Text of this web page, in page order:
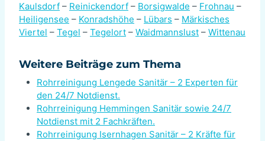
Kaulsdorf – Reinickendorf – Borsigwalde – Frohnau –
Heiligensee – Konradshöhe – Lübars – Märkisches
Viertel – Tegel – Tegelort – Waidmannslust – Wittenau
Weitere Beiträge zum Thema
Rohrreinigung Lengede Sanitär – 2 Experten für
den 24/7 Notdienst.
Rohrreinigung Hemmingen Sanitär sowie 24/7
Notdienst mit 2 Fachkräften.
Rohrreinigung Isernhagen Sanitär – 2 Kräfte für